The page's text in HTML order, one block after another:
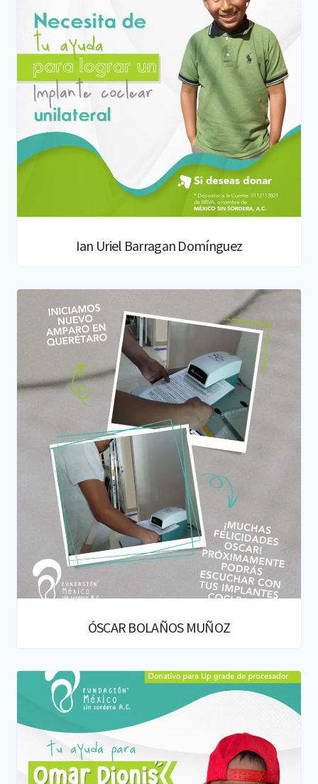
Ian Uriel Barragan Domínguez
ÓSCAR BOLAÑOS MUÑOZ